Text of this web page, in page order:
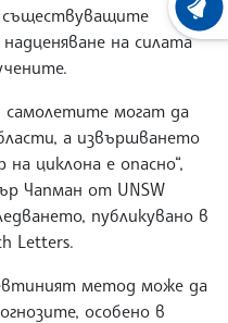
на силата
самолетите могат да
а извършването
циклона е опасно“,
Чапман от UNSW
публикувано в
Letters.
метод може да
особено в